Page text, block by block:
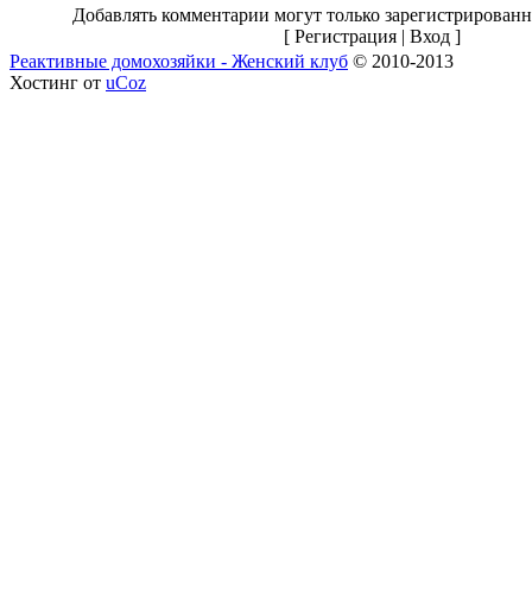
Добавлять комментарии могут только
[ Регистрация| Вход]
Реактивные домохозяйки - Женский клуб © 2010-2013
Хостинг от uCoz